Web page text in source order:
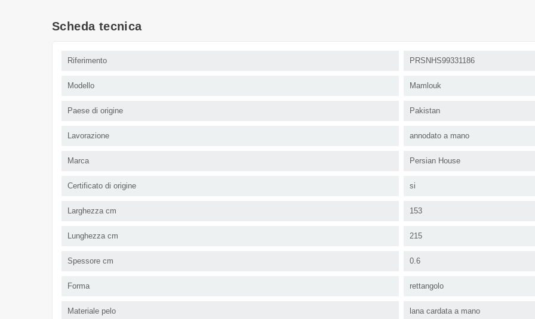
Scheda tecnica
Riferimento PRSNHS99331186
Modello Mamlouk
Paese di origine Pakistan
Lavorazione annodato a mano
Marca Persian House
Certificato di origine si
Larghezza cm 153
Lunghezza cm 215
Spessore cm 0.6
Forma rettangolo
Materiale pelo lana cardata a mano